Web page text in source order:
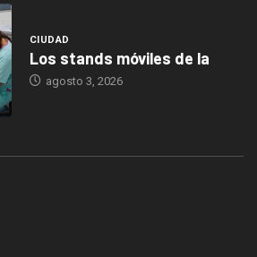
CIUDAD
Los stands móviles de la
agosto 3, 2026